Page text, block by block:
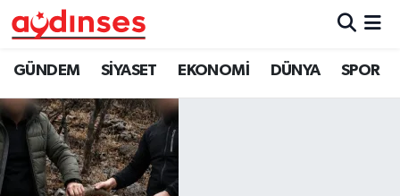
GÜNDEM SİYASET EKONOMİ DÜNYA SPOR
GÜNDEM
SİYASET
EKONOMİ
Nöbetçi Eczaneler
Hava Durumu
Aydin Namaz Vakitleri